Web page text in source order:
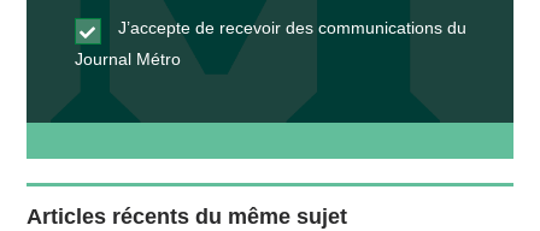
J’accepte de recevoir des communications du
Journal Métro
Articles récents du même sujet